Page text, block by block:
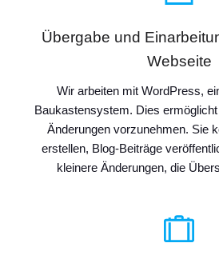
Übergabe und
Webseite
Wir arbeiten mit WordPress,
Baukastensystem. Dies
Änderungen vorzunehmen. Sie
erstellen, Blog-Beiträge
kleinere Änderungen, die